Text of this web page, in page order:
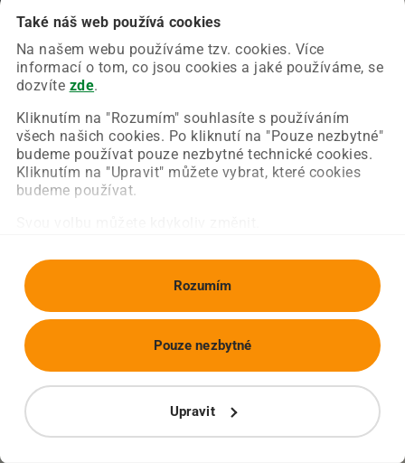
Také náš web používá cookies
Na našem webu používáme tzv. cookies. Více
informací o tom, co jsou cookies a jaké používáme, se
dozvíte zde.
Kliknutím na "Rozumím" souhlasíte s používáním
všech našich cookies. Po kliknutí na "Pouze nezbytné"
budeme používat pouze nezbytné technické cookies.
Kliknutím na "Upravit" můžete vybrat, které cookies
budeme používat.
Rozumím
Upravit
Pouze nezbytné
Chyba nastala na naší straně a už ji opravujeme.
Zkuste prosím znovu načíst požadovanou stránku.
Obnovit stránku Úvodní strana